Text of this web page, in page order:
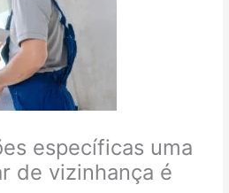
específicas uma
de vizinhança é